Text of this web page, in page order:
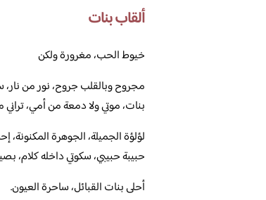
ألقاب بنات
خيوط الحب، مغرورة ولكن
مجروح وبالقلب جروح، نور من نار،
بنات، موتي ولا دمعة من أمي،
لؤلؤة الجميلة، الجوهرة
حبيبة حبيبي، سكوتي داخله كلام،
أحلى بنات القبائل، ساحرة العيون.